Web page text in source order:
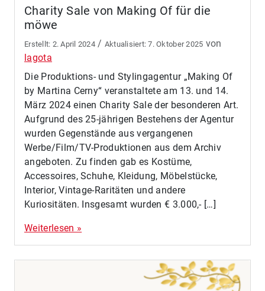
Charity Sale von Making Of für die
möwe
2. April 2024 / 7. Oktober 2025 von
lagota
Die Produktions- und Stylingagentur „Making Of
by Martina Cerny“ veranstaltete am 13. und 14.
März 2024 einen Charity Sale der besonderen Art.
Aufgrund des 25-jährigen Bestehens der Agentur
wurden Gegenstände aus vergangenen
Werbe/Film/TV-Produktionen aus dem Archiv
angeboten. Zu finden gab es Kostüme,
Accessoires, Schuhe, Kleidung, Möbelstücke,
Interior, Vintage-Raritäten und andere
Kuriositäten. Insgesamt wurden € 3.000,- […]
Weiterlesen »